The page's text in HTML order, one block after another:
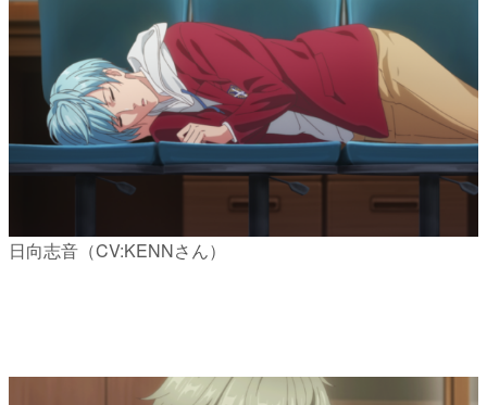
日向志音（CV:KENNさん）